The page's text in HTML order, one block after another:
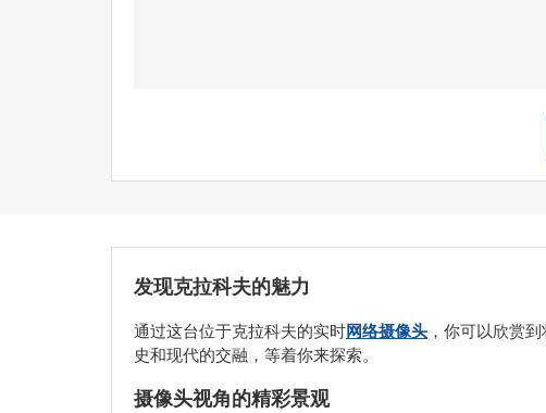
发现克拉科夫的魅力
通过这台位于克拉科夫的实时网络摄像头 ，你可以欣赏
史和现代的交融，等着你来探索。
摄像头视角的精彩景观